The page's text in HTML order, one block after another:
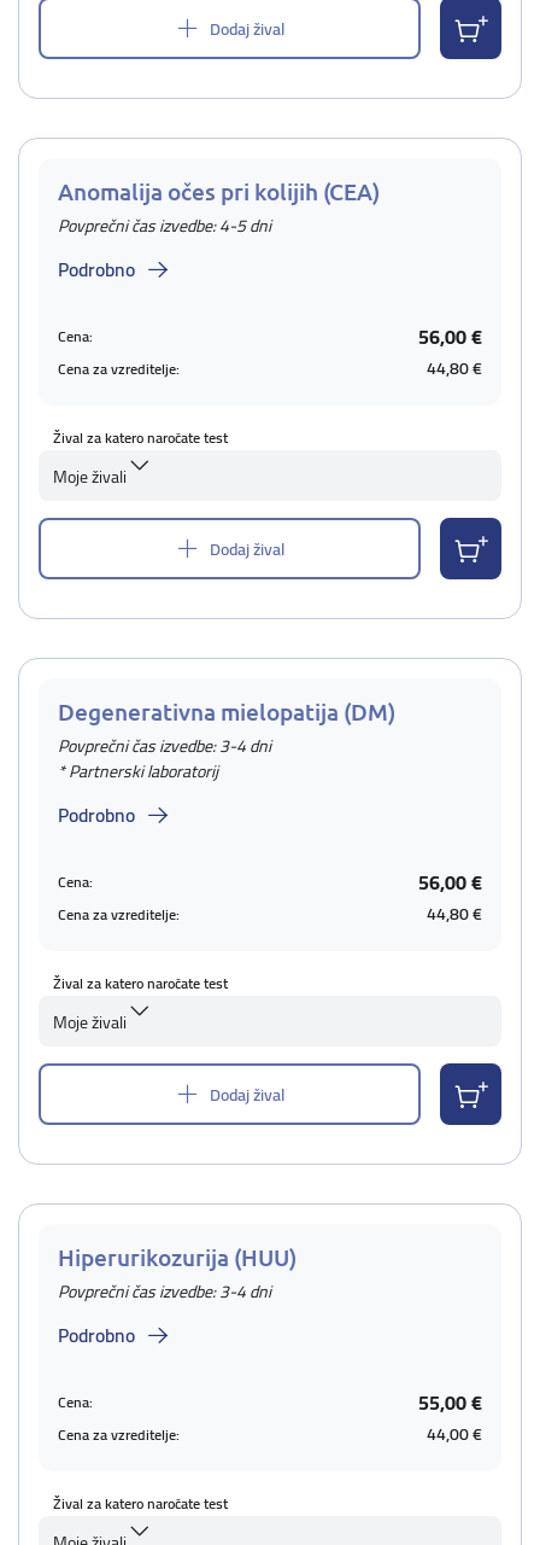
Dodaj žival
Anomalija očes pri kolijih (CEA)
Povprečni čas izvedbe: 4-5 dni
Podrobno
Cena: 56,00 €
Cena za vzreditelje: 44,80 €
Žival za katero naročate test
Moje živali
Dodaj žival
Degenerativna mielopatija (DM)
Povprečni čas izvedbe: 3-4 dni
* Partnerski laboratorij
Podrobno
Cena: 56,00 €
Cena za vzreditelje: 44,80 €
Žival za katero naročate test
Moje živali
Dodaj žival
Hiperurikozurija (HUU)
Povprečni čas izvedbe: 3-4 dni
Podrobno
Cena: 55,00 €
Cena za vzreditelje: 44,00 €
Žival za katero naročate test